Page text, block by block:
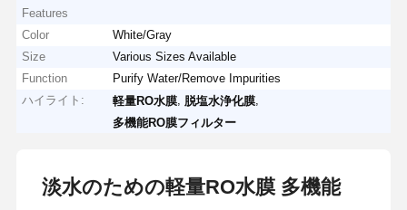
Features
Color
White/Gray
Size
Various Sizes Available
Function
Purify Water/Remove Impurities
ハイライト:
軽量RO水膜 脱塩水浄化膜
多機能RO膜フィルター
淡水のための軽量RO水膜 多機能